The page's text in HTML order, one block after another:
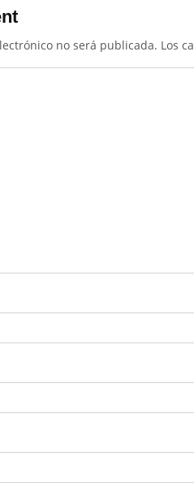
no será publicada. Los